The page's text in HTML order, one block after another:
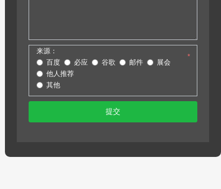
来源：
*
百度 必应 谷歌 邮件
展会
他人推荐
其他
提交